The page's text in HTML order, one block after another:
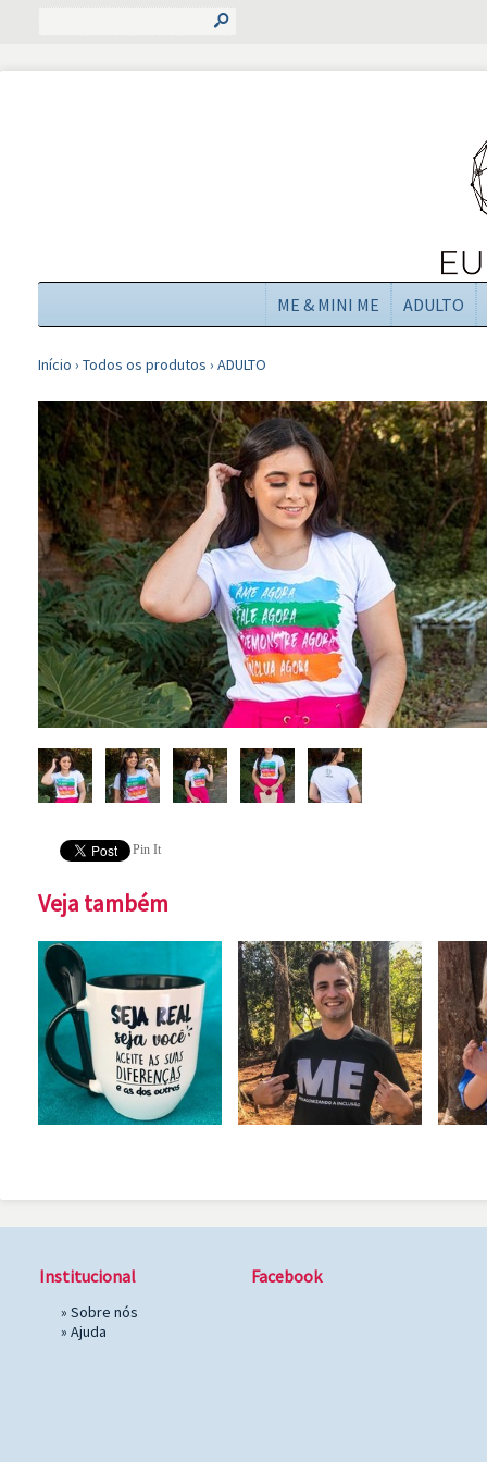
s
ME & MINI ME ADULTO
Início › Todos os produtos › ADULTO
Pin It
Veja também
Institucional
» Sobre nós
» Ajuda
Facebook